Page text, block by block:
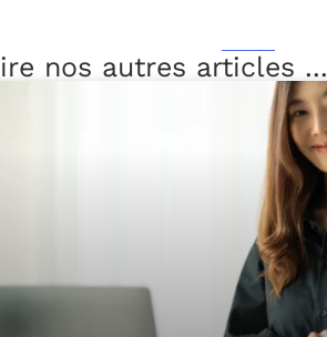
nos autres articles ...